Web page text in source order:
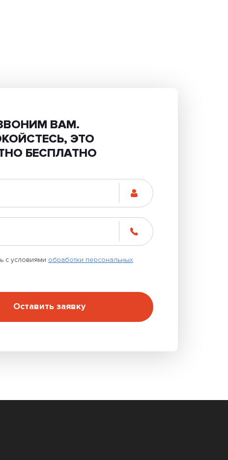
ВАМ.
ЭТО
БЕСПЛАТНО
с условиями обработки персональных
Оставить заявку